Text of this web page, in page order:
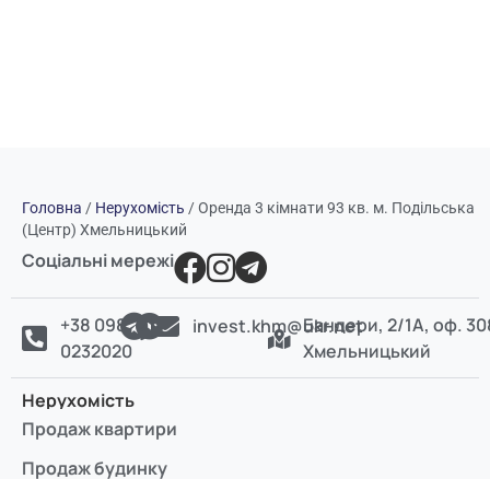
Головна / Нерухомість /Оренда 3 кімнати 93 кв. м. Подільська
(Центр) Хмельницький
Соціальні мережі
+38 098
0232020
invest.khm@ukr.netБандери, 2/1А, оф.
Хмельницький
Нерухомість
Продаж квартири
Продаж будинку